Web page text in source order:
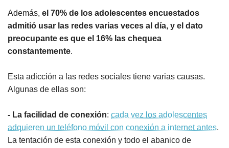
Además, el 70% de los adolescentes encuestados
admitió usar las redes varias veces al día, y el dato
preocupante es que el 16% las chequea
constantemente.
Esta adicción a las redes sociales tiene varias causas.
Algunas de ellas son:
- La facilidad de conexión: cada vez los adolescentes
adquieren un teléfono móvil con conexión a internet antes.
La tentación de esta conexión y todo el abanico de